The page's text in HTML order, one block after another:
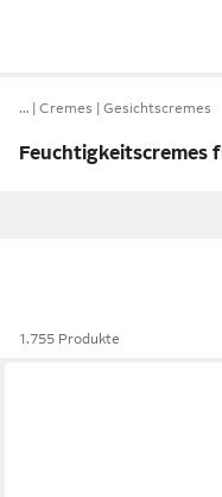
… Cremes Gesichtscremes
Feuchtigkeitscremes
1.755 Produkte